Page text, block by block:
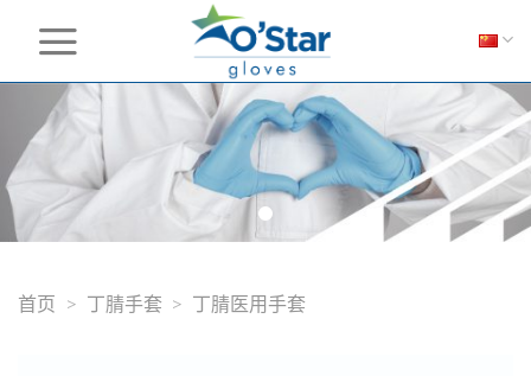
首页 > 丁腈手套 > 丁腈医用手套